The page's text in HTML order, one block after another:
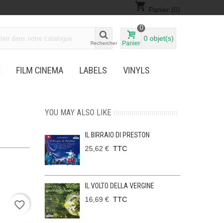
shopping_cart Panier (0)
Rechercher Panier
0
0 objet(s)
FILM CINEMA LABELS
VINYLS
favorite_border
YOU MAY ALSO LIKE
IL BIRRAIO DI PRESTON
25,62 € TTC
IL VOLTO DELLA VERGINE
16,69 € TTC